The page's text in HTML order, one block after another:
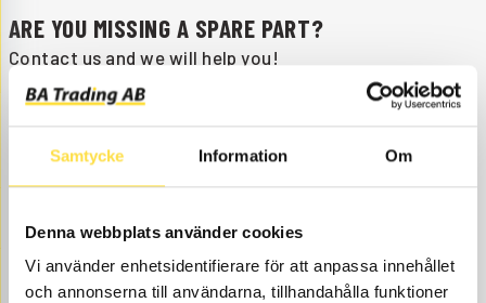
Samtycke Information Om
Denna webbplats använder cookies
Vi använder enhetsidentifierare för att anpassa innehållet
och annonserna till användarna, tillhandahålla funktioner
ARE YOU MISSING A SPARE PART?
Contact us and we will help you!
+46 (0) 152-32500
at BA Trading. Our parts to dumpers BM 860T exist as
new, used or refurbished trade-in parts both as
decals for all Volvo construction machines and these
parts like o-ring (13946899, CH899, 249500300,
946899), to decals fits Volvo dumpers BM 860T.